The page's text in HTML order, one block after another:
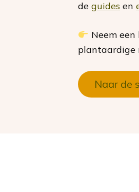
de guides en
Neem
plantaardige
Naar de